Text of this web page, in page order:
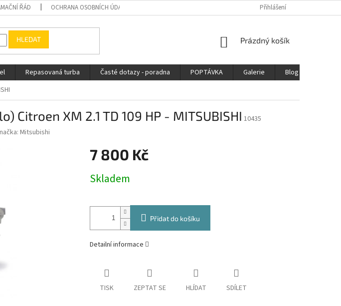
ŘÁD OCHRANA OSOBNÍCH ÚDAJŮ Přihlášení
HLEDAT
NÁKUPNÍ
Prázdný košík
Repasovaná turba Časté dotazy - poradna POPTÁVKA Galerie Blog
Citroen XM 2.1 TD 109 HP - MITSUBISHI 10435
Mitsubishi
7 800 Kč
cena:
Skladem
Přidat do košíku
Detailní informace
TISK ZEPTAT SE HLÍDAT SDÍLET